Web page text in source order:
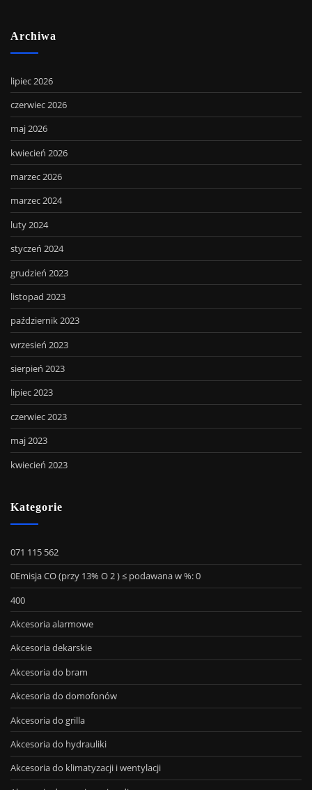
Archiwa
lipiec 2026
czerwiec 2026
maj 2026
kwiecień 2026
marzec 2026
marzec 2024
luty 2024
styczeń 2024
grudzień 2023
listopad 2023
październik 2023
wrzesień 2023
sierpień 2023
lipiec 2023
czerwiec 2023
maj 2023
kwiecień 2023
Kategorie
071 115 562
0Emisja CO (przy 13% O 2 ) ≤ podawana w %: 0
400
Akcesoria alarmowe
Akcesoria dekarskie
Akcesoria do bram
Akcesoria do domofonów
Akcesoria do grilla
Akcesoria do hydrauliki
Akcesoria do klimatyzacji i wentylacji